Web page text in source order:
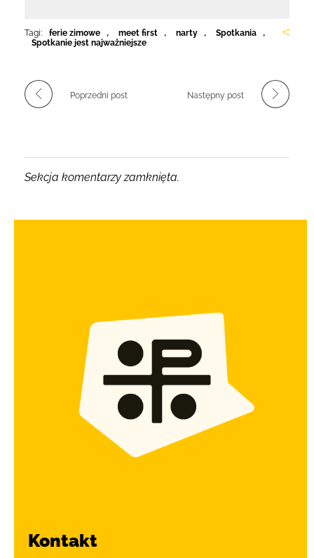
Tagi: ferie zimowe , meet first , narty , Spotkania
,
Spotkanie jest najważniejsze
Poprzedni post Następny post
Sekcja komentarzy zamknięta.
Kontakt